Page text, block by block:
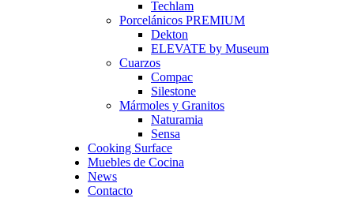
Techlam
Porcelánicos PREMIUM
Dekton
ELEVATE by Museum
Cuarzos
Compac
Silestone
Mármoles y Granitos
Naturamia
Sensa
Cooking Surface
Muebles de Cocina
News
Contacto